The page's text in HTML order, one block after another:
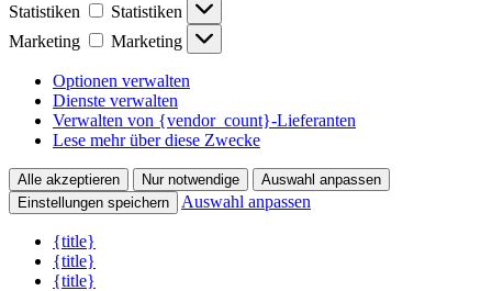
Statistiken
Statistiken
Marketing
Marketing
Optionen verwalten
Dienste verwalten
Verwalten von {vendor_count}-Lieferanten
Lese mehr über diese Zwecke
Alle akzeptieren Nur notwendige
Auswahl anpassen
Einstellungen speichern
Auswahl anpassen
{title}
{title}
{title}